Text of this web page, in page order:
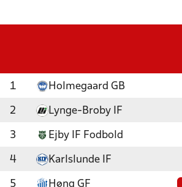
1 Holmegaard GB
2 Lynge-Broby IF
3 Ejby IF Fodbold
4 Karlslunde IF
5 Høng GF